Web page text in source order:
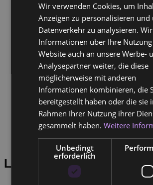
Start
CAMiNHO
León & Wirtz
Sogno musicale
León Solo
TermineMediaVitaUnterricht
Kontakt & Booking
Location
Wir verwenden Cookies, um
Anzeigen zu personalisieren und
Datenverkehr zu analysieren.
Informationen über Ihre
Website auch an unsere Werbe-
Analysepartner weiter, die diese
möglicherweise mit anderen
Informationen kombinieren, die
bereitgestellt haben oder die sie
Rahmen Ihrer Nutzung ihrer
gesammelt haben.Weitere
Unbedingt
erforderlich